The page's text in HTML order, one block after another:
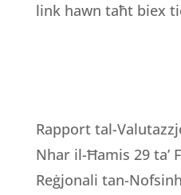
link hawn taħt biex
Rapport tal-
Nhar il-Ħamis 29 ta’
Reġjonali tan-